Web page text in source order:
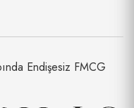
Endişesiz FMCG